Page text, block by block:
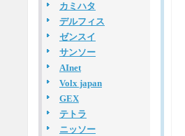
カミハタ
デルフィス
ゼンスイ
サンソー
AInet
Volx japan
GEX
テトラ
ニッソー